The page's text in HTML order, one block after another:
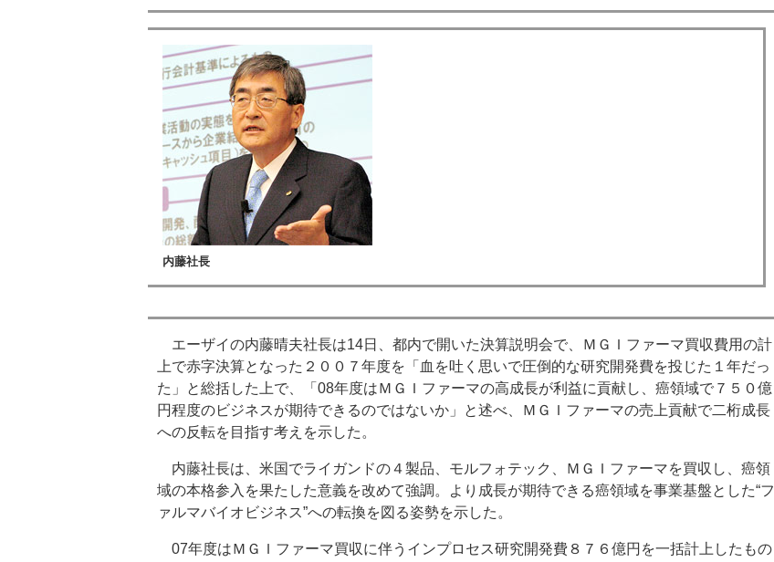
内藤社長
エーザイの内藤晴夫社長は14日、都内で開いた決算説明会で、ＭＧＩファーマ買収費用の計
上で赤字決算となった２００７年度を「血を吐く思いで圧倒的な研究開発費を投じた１年だっ
た」と総括した上で、「08年度はＭＧＩファーマの高成長が利益に貢献し、癌領域で７５０億
円程度のビジネスが期待できるのではないか」と述べ、ＭＧＩファーマの売上貢献で二桁成長
への反転を目指す考えを示した。
内藤社長は、米国でライガンドの４製品、モルフォテック、ＭＧＩファーマを買収し、癌領
域の本格参入を果たした意義を改めて強調。より成長が期待できる癌領域を事業基盤とした“フ
ァルマバイオビジネス”への転換を図る姿勢を示した。
07年度はＭＧＩファーマ買収に伴うインプロセス研究開発費８７６億円を一括計上したもの